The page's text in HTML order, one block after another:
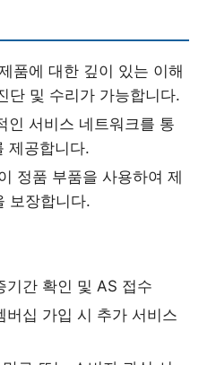
품에 대한 깊이 있는 이해
단 및 수리가 가능합니다.
인 서비스 네트워크를 통
제공합니다.
정품 부품을 사용하여 제
보장합니다.
기간 확인 및 AS 접수
버십 가입 시 추가 서비스